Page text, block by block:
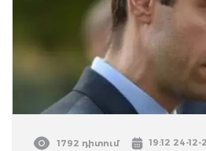
1792 դիտում 19:12 24-12-